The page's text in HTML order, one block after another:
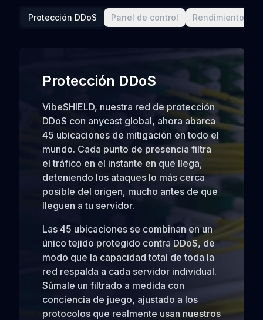
Protección DDoS Panel de control Rendimiento
Protección DDoS
VibeSHIELD, nuestra red de protección
DDoS con anycast global, ahora abarca
45 ubicaciones de mitigación en todo el
mundo. Cada punto de presencia filtra
el tráfico en el instante en que llega,
deteniendo los ataques lo más cerca
posible del origen, mucho antes de que
lleguen a tu servidor.
Las 45 ubicaciones se combinan en un
único tejido protegido contra DDoS, de
modo que la capacidad total de toda la
red respalda a cada servidor individual.
Súmale un filtrado a medida con
conciencia de juego, ajustado a los
protocolos que realmente usan nuestros